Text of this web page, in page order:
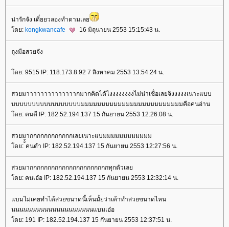
น่ารักจัง เดี๋ยยวลองทำตามเลย
โดย: kongkwancafe 16 มิถุนายน 2553 15:15:43 น.
ถุงมือสวยจัง
โดย: 9515 IP: 118.173.8.92 7 สิงหาคม 2553 13:54:24 น.
สวยมาาาาาาาาาาาาาากมากคิดได้ไงงงงงงงงไม่น่าเชื่อเลยจิงงงงงเนาะแบบ
บบบบบบบบบบบบบบบบบมมมมมมมมมมมมมมมมมมมมมมมมมคือคนอ่าน
โดย: คนดี IP: 182.52.194.137 15 กันยายน 2553 12:26:08 น.
สวยมากกกกกกกกกกกกเลยเนาะแบมมมมมมมมมมมม
โดย: ้่้คนดำ IP: 182.52.194.137 15 กันยายน 2553 12:27:56 น.
สวยมากกกกกกกกกกกกกกกกกกกกกกทุกตัวเลย
โดย: คนเอ๋อ IP: 182.52.194.137 15 กันยายน 2553 12:32:14 น.
แบมไม่เคยทำได้สวยขนาดนี้เห็นมั้ยว่าเค้าทำสวยขนาดไหน
นนนนนนนนนนนนนนนนนนนนแบมเอ๋อ
โดย: 191 IP: 182.52.194.137 15 กันยายน 2553 12:37:51 น.